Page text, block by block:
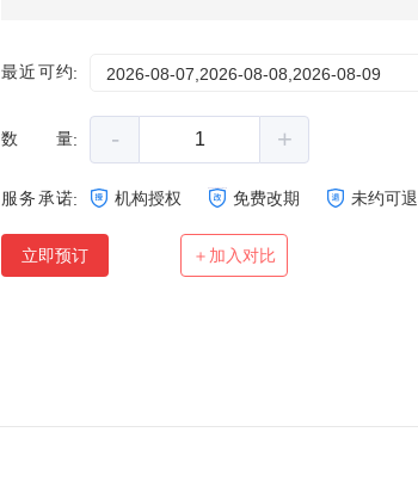
最近可约: 2026-08-07,2026-08-08,2026-08-09
数量: - +
服务承诺: 机构授权 免费改期 未约可退
立即预订 ＋加入对比